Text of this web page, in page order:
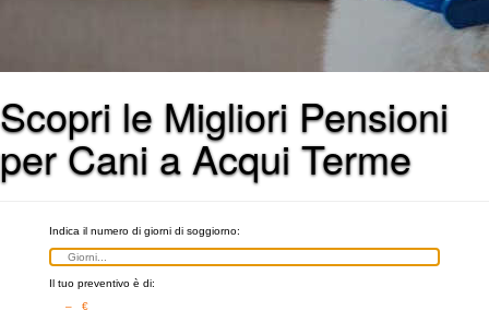
Scopri le Migliori Pensioni
per Cani a Acqui Terme
Indica il numero di giorni di soggiorno:
Il tuo preventivo è di:
– €